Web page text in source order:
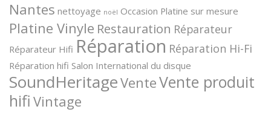
Nantes nettoyage noël Occasion Platine sur mesure
Platine Vinyle Restauration Réparateur
Réparateur Hifi Réparation Réparation Hi-Fi
Réparation hifi Salon International du disque
SoundHeritageVenteVente produit
hifi Vintage